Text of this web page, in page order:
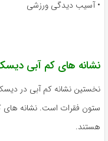
• آسیب دیدگی ورزشی
نشانه های کم آبی
نخستین نشانه کم آبی در
ستون فقرات است. نشانه های
هستند.